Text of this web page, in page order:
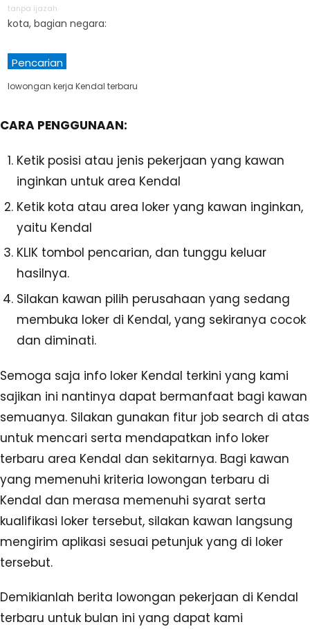
tanpa ijazah
kota, bagian negara:
Pencarian
lowongan kerja Kendal terbaru
CARA PENGGUNAAN:
Ketik posisi atau jenis pekerjaan yang kawan
inginkan untuk area Kendal
Ketik kota atau area loker yang kawan inginkan,
yaitu Kendal
KLIK tombol pencarian, dan tunggu keluar
hasilnya.
Silakan kawan pilih perusahaan yang sedang
membuka loker di Kendal, yang sekiranya cocok
dan diminati.
Semoga saja info loker Kendal terkini yang kami
sajikan ini nantinya dapat bermanfaat bagi kawan
semuanya. Silakan gunakan fitur job search di atas
untuk mencari serta mendapatkan info loker
terbaru area Kendal dan sekitarnya. Bagi kawan
yang memenuhi kriteria lowongan terbaru di
Kendal dan merasa memenuhi syarat serta
kualifikasi loker tersebut, silakan kawan langsung
mengirim aplikasi sesuai petunjuk yang di loker
tersebut.
Demikianlah berita lowongan pekerjaan di Kendal
terbaru untuk bulan ini yang dapat kami